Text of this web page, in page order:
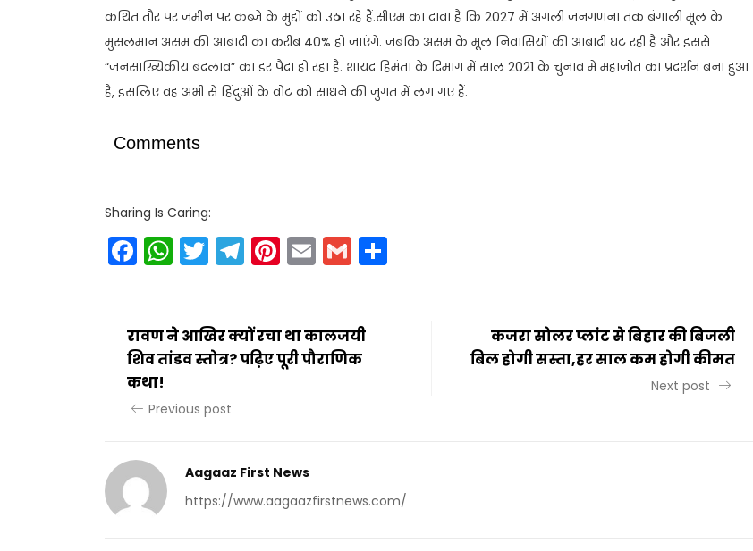
कथित तौर पर जमीन पर कब्जे के मुद्दों को उठा रहे हैं.सीएम का दावा है कि 2027 में अगली जनगणना तक बंगाली मूल के
मुसलमान असम की आबादी का करीब 40% हो जाएंगे. जबकि असम के मूल निवासियों की आबादी घट रही है और इससे
“जनसांख्यिकीय बदलाव” का डर पैदा हो रहा है. शायद हिमंता के दिमाग में साल 2021 के चुनाव में महाजोत का प्रदर्शन बना हुआ
है, इसलिए वह अभी से हिंदुओं के वोट को साधने की जुगत में लग गए हैं.
Comments
Sharing Is Caring:
Facebook
WhatsApp
Twitter
Telegram
Pinterest
EmailGmail
रावण ने आखिर क्यों रचा था कालजयी
शिव तांडव स्तोत्र? पढ़िए पूरी पौराणिक
कथा!
Previous post
कजरा सोलर प्लांट से बिहार की बिजली
बिल होगी सस्ता,हर साल कम होगी कीमत
Next post
Aagaaz First News
https://www.aagaazfirstnews.com/